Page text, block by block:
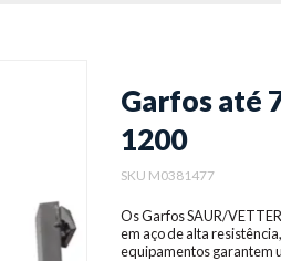
Garfos até
1200
SKU M0381477
Os Garfos SAUR/
em aço de alta
equipamentos garantem